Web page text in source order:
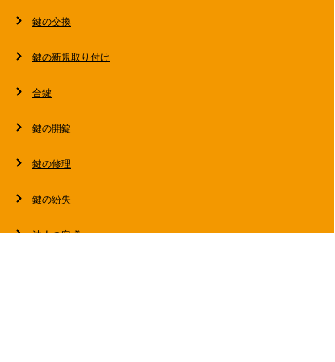
鍵の交換
鍵の新規取り付け
合鍵
鍵の開錠
鍵の修理
鍵の紛失
法人の客様へ